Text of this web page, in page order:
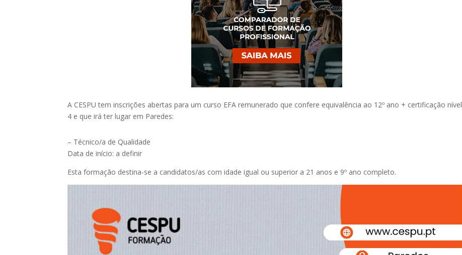
A CESPU tem inscrições abertas para um curso EFA remunerado que confere equivalência ao 12º ano + certificação nível
4 e que irá ter lugar em Paredes:
– Técnico/a de Qualidade
Data de início: a definir
Esta formação destina-se a candidatos/as com idade igual ou superior a 21 anos e 9º ano completo.